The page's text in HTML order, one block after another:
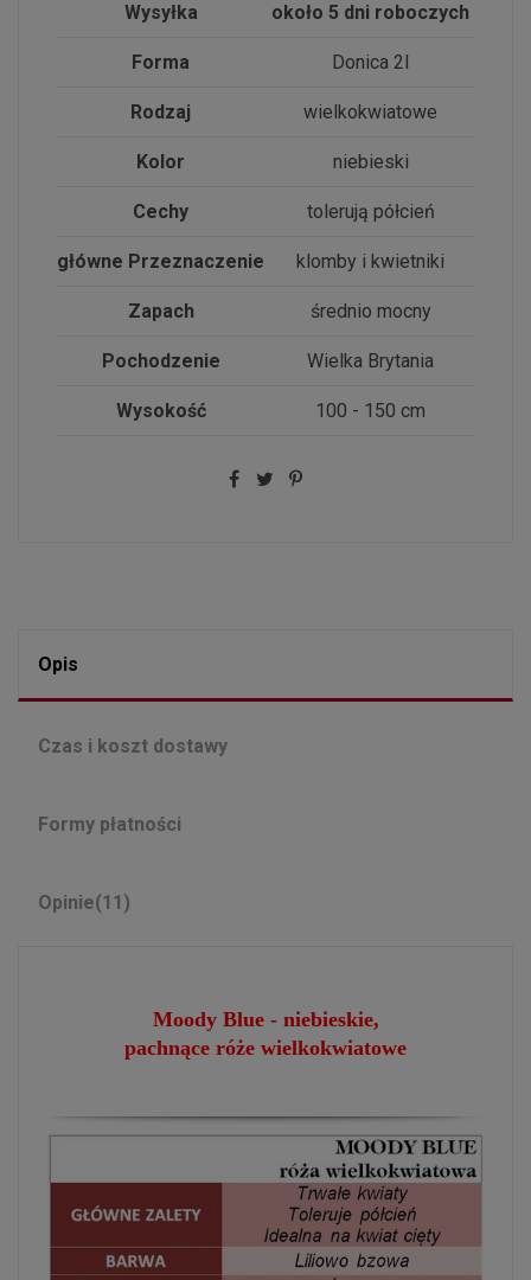
Wysyłka około 5 dni roboczych
Forma Donica 2l
Rodzaj wielkokwiatowe
Kolor niebieski
Cechy tolerują półcień
główne Przeznaczenie klomby i kwietniki
Zapach średnio mocny
Pochodzenie Wielka Brytania
Wysokość 100 - 150 cm
Opis
Czas i koszt dostawy
Formy płatności
Opinie(11)
Moody Blue - niebieskie,
pachnące róże wielkokwiatowe